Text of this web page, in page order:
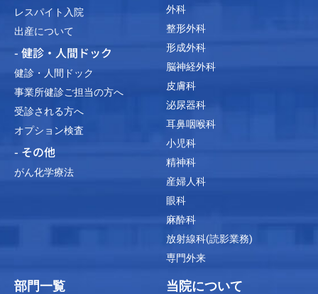
レスパイト入院
出産について
- 健診・人間ドック
健診・人間ドック
事業所健診ご担当の方へ
受診される方へ
オプション検査
- その他
がん化学療法
外科
整形外科
形成外科
脳神経外科
皮膚科
泌尿器科
耳鼻咽喉科
小児科
精神科
産婦人科
眼科
麻酔科
放射線科(読影業務)
専門外来
部門一覧 当院について